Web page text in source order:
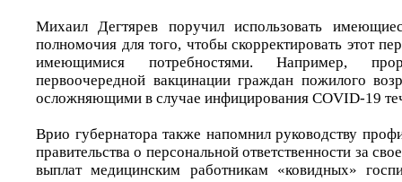
Михаил Дегтярев поручил использовать
полномочия для того, чтобы скорректировать этот
имеющимися потребностями. Например,
первоочередной вакцинации граждан пожилого
осложняющими в случае инфицирования COVID-19
Врио губернатора также напомнил руководству
правительства о персональной ответственности за
выплат медицинским работникам «ковидных»